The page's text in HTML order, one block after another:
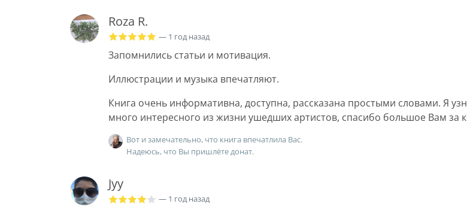
Roza R.
— 1 год назад
Запомнились статьи и мотивация.
Иллюстрации и музыка впечатляют.
Книга очень информативна, доступна, рассказана простыми словами. Я
много интересного из жизни ушедших артистов, спасибо большое Вам за
Вот и замечательно, что книга впечатлила Вас.
Надеюсь, что Вы пришлёте донат.
Jyy
— 1 год назад